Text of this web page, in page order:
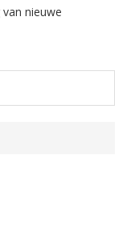
nieuwe